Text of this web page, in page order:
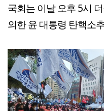
국회는 이날 오후 5시
의한 윤 대통령 탄핵소